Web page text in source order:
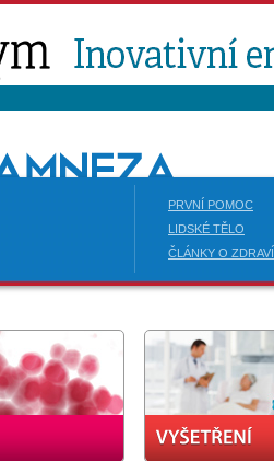
PRVNÍ POMOC
LIDSKÉ TĚLO
ČLÁNKY O ZDRAVÍ